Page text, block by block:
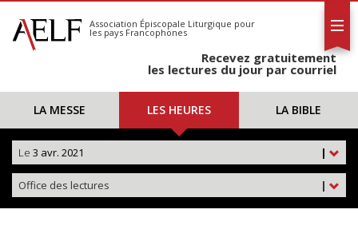
S'abonner
Calendrier
Association Épiscopale Liturgique pour
les pays Francophones
Recevez gratuitement
les lectures du jour par courriel
LA MESSE LES HEURES LA BIBLE
|
Le 3 avr. 2021
|
Office des lectures